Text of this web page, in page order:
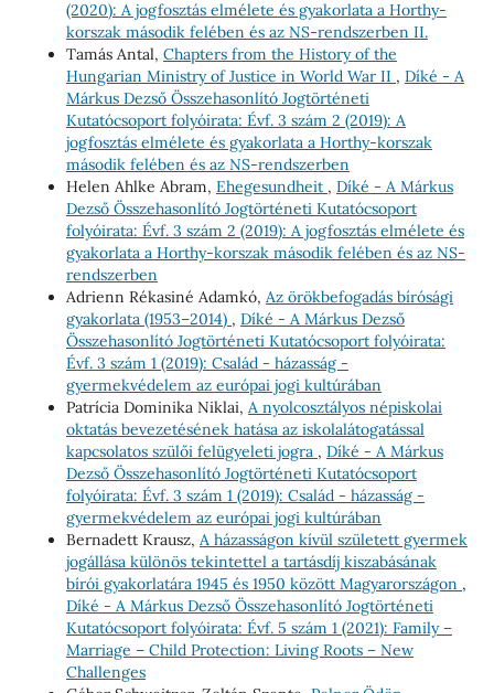
(2020): A jogfosztás elmélete és gyakorlata a Horthy-
korszak második felében és az NS-rendszerben II.
Tamás Antal, Chapters from the History of the
Hungarian Ministry of Justice in World War II , Díké - A
Márkus Dezső Összehasonlító Jogtörténeti
Kutatócsoport folyóirata: Évf. 3 szám 2 (2019): A
jogfosztás elmélete és gyakorlata a Horthy-korszak
második felében és az NS-rendszerben
Helen Ahlke Abram, Ehegesundheit , Díké - A Márkus
Dezső Összehasonlító Jogtörténeti Kutatócsoport
folyóirata: Évf. 3 szám 2 (2019): A jogfosztás elmélete és
gyakorlata a Horthy-korszak második felében és az NS-
rendszerben
Adrienn Rékasiné Adamkó, Az örökbefogadás bírósági
gyakorlata (1953–2014) , Díké - A Márkus Dezső
Összehasonlító Jogtörténeti Kutatócsoport folyóirata:
Évf. 3 szám 1 (2019): Család - házasság -
gyermekvédelem az európai jogi kultúrában
Patrícia Dominika Niklai, A nyolcosztályos népiskolai
oktatás bevezetésének hatása az iskolalátogatással
kapcsolatos szülői felügyeleti jogra , Díké - A Márkus
Dezső Összehasonlító Jogtörténeti Kutatócsoport
folyóirata: Évf. 3 szám 1 (2019): Család - házasság -
gyermekvédelem az európai jogi kultúrában
Bernadett Krausz, A házasságon kívül született gyermek
jogállása különös tekintettel a tartásdíj kiszabásának
bírói gyakorlatára 1945 és 1950 között Magyarországon ,
Díké - A Márkus Dezső Összehasonlító Jogtörténeti
Kutatócsoport folyóirata: Évf. 5 szám 1 (2021): Family –
Marriage – Child Protection: Living Roots – New
Challenges